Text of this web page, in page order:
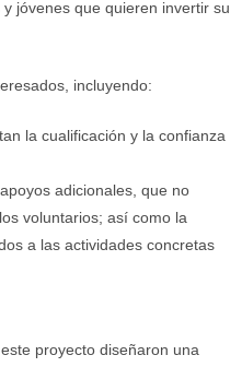
jóvenes que quieren invertir su
incluyendo:
la cualificación y la confianza
adicionales, que no
voluntarios; así como la
a las actividades concretas
proyecto diseñaron una